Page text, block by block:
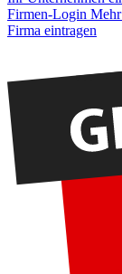
Firmen-Login
Firma eintragen